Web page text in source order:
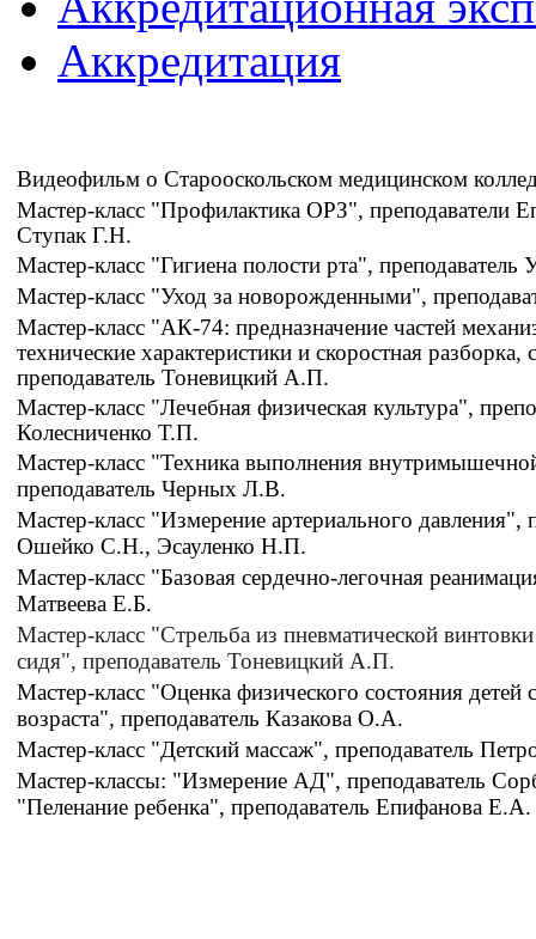
Аккредитация
Видеофильм о Старооскольском медицинском
Мастер-класс "Профилактика ОРЗ", преподаватели
Ступак Г.Н.
Мастер-класс "Гигиена полости рта", преподаватель
Мастер-класс "Уход за новорожденными",
Мастер-класс "АК-74: предназначение частей
технические характеристики и скоростная разборка,
преподаватель Тоневицкий А.П.
Мастер-класс "Лечебная физическая культура",
Колесниченко Т.П.
Мастер-класс "Техника выполнения
преподаватель Черных Л.В.
Мастер-класс "Измерение артериального давления",
Ошейко С.Н., Эсауленко Н.П.
Мастер-класс "Базовая сердечно-легочная
Матвеева Е.Б.
Мастер-класс "Стрельба из пневматической
сидя", преподаватель Тоневицкий А.П.
Мастер-класс "Оценка физического состояния детей
возраста", преподаватель Казакова О.А.
Мастер-класс "Детский массаж", преподаватель
Мастер-классы: "Измерение АД", преподаватель
"Пеленание ребенка", преподаватель Епифанова Е.А.